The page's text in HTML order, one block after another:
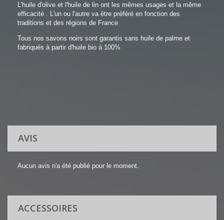
L'huile d'olive et l'huile de lin ont les mêmes usages et la même
efficacité . L'un ou l'autre va être préféré en fonction des
traditions et des régions de France
Tous nos savons noirs sont garantis sans huile de palme et
fabriqués à partir d'huile bio à 100%
AVIS
Aucun avis n'a été publié pour le moment.
ACCESSOIRES